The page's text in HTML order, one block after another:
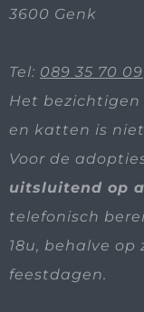
3600 Genk
Tel: 089 35 70 09
Het
en katten is
Voor de
uitsluitend op
telefonisch
18u, behalve op
feestdagen.